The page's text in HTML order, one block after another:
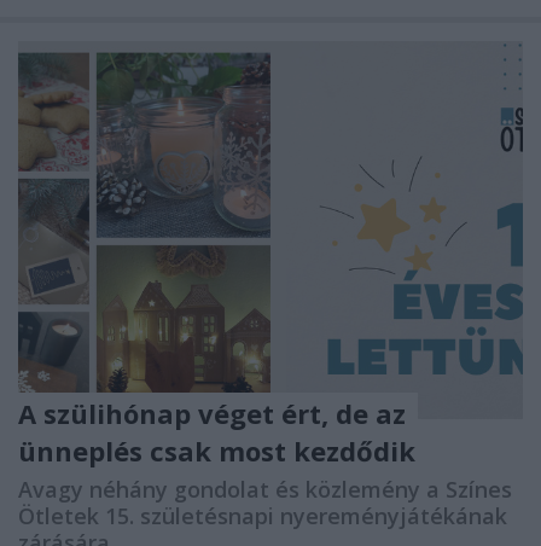
A szülihónap véget ért, de az
ünneplés csak most kezdődik
Avagy néhány gondolat és közlemény a Színes
Ötletek 15. születésnapi nyereményjátékának